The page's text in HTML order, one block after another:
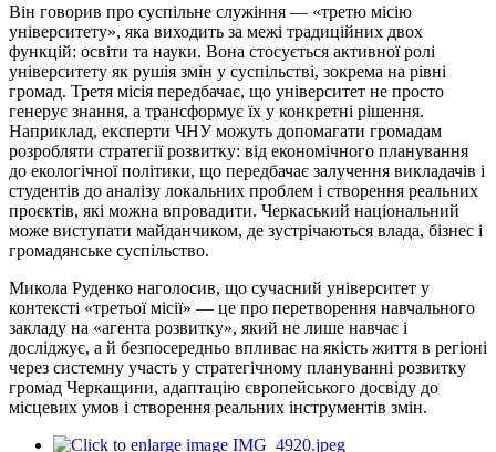
Він говорив про суспільне служіння — «третю місію
університету», яка виходить за межі традиційних двох
функцій: освіти та науки. Вона стосується активної ролі
університету як рушія змін у суспільстві, зокрема на рівні
громад. Третя місія передбачає, що університет не просто
генерує знання, а трансформує їх у конкретні рішення.
Наприклад, експерти ЧНУ можуть допомагати громадам
розробляти стратегії розвитку: від економічного планування
до екологічної політики, що передбачає залучення викладачів і
студентів до аналізу локальних проблем і створення реальних
проєктів, які можна впровадити. Черкаський національний
може виступати майданчиком, де зустрічаються влада, бізнес і
громадянське суспільство.
Микола Руденко наголосив, що сучасний університет у
контексті «третьої місії» — це про перетворення навчального
закладу на «агента розвитку», який не лише навчає і
досліджує, а й безпосередньо впливає на якість життя в регіоні
через системну участь у стратегічному плануванні розвитку
громад Черкащини, адаптацію європейського досвіду до
місцевих умов і створення реальних інструментів змін.